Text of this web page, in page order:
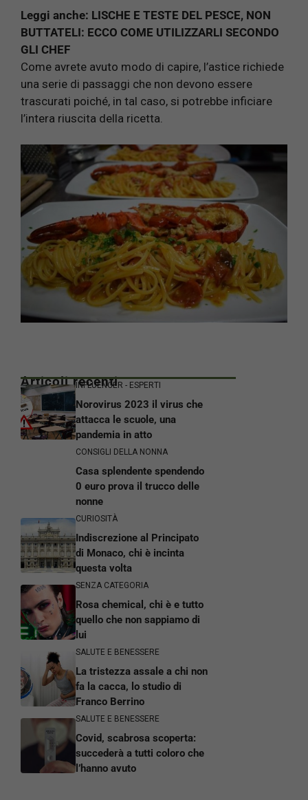
Leggi anche: LISCHE E TESTE DEL PESCE, NON
BUTTATELI: ECCO COME UTILIZZARLI SECONDO
GLI CHEF
Come avrete avuto modo di capire, l’astice richiede
una serie di passaggi che non devono essere
trascurati poiché, in tal caso, si potrebbe inficiare
l’intera riuscita della ricetta.
Articoli recentiINFLUENCER - ESPERTI
Norovirus 2023 il virus che
attacca le scuole, una
pandemia in atto
CONSIGLI DELLA NONNA
Casa splendente spendendo
0 euro prova il trucco delle
nonne
CURIOSITÀ
Indiscrezione al Principato
di Monaco, chi è incinta
questa volta
SENZA CATEGORIA
Rosa chemical, chi è e tutto
quello che non sappiamo di
lui
SALUTE E BENESSERE
La tristezza assale a chi non
fa la cacca, lo studio di
Franco Berrino
SALUTE E BENESSERE
Covid, scabrosa scoperta:
succederà a tutti coloro che
l’hanno avuto